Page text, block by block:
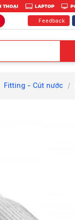
Feedback
Fitting - Cút nước /